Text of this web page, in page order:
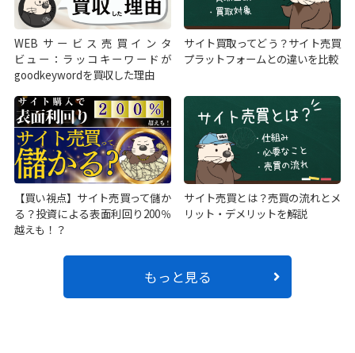
WEBサービス売買インタ
ビュー：ラッコキーワードが
goodkeywordを買収した理由
サイト買取ってどう？サイト売買
プラットフォームとの違いを比較
【買い視点】サイト売買って儲か
る？投資による表面利回り200％
越えも！？
サイト売買とは？売買の流れとメ
リット・デメリットを解説
もっと見る